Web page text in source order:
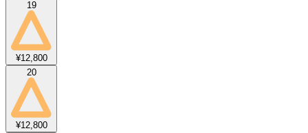
19
¥12,800
20
¥12,800